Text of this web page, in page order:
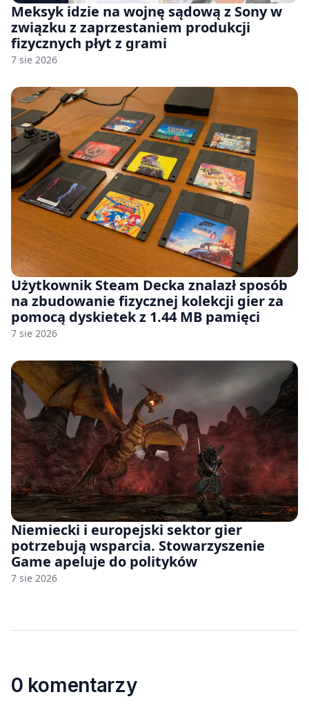
Meksyk idzie na wojnę sądową z Sony w
związku z zaprzestaniem produkcji
fizycznych płyt z grami
7 sie 2026
Użytkownik Steam Decka znalazł sposób
na zbudowanie fizycznej kolekcji gier za
pomocą dyskietek z 1.44 MB pamięci
7 sie 2026
Niemiecki i europejski sektor gier
potrzebują wsparcia. Stowarzyszenie
Game apeluje do polityków
7 sie 2026
0 komentarzy